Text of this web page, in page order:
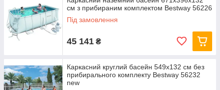
см з прибираним комплектом Bestway 56226
Під замовлення
45 141 ₴
Каркасний круглий басейн 549x132 см без
прибирального комплекту Bestway 56232
new